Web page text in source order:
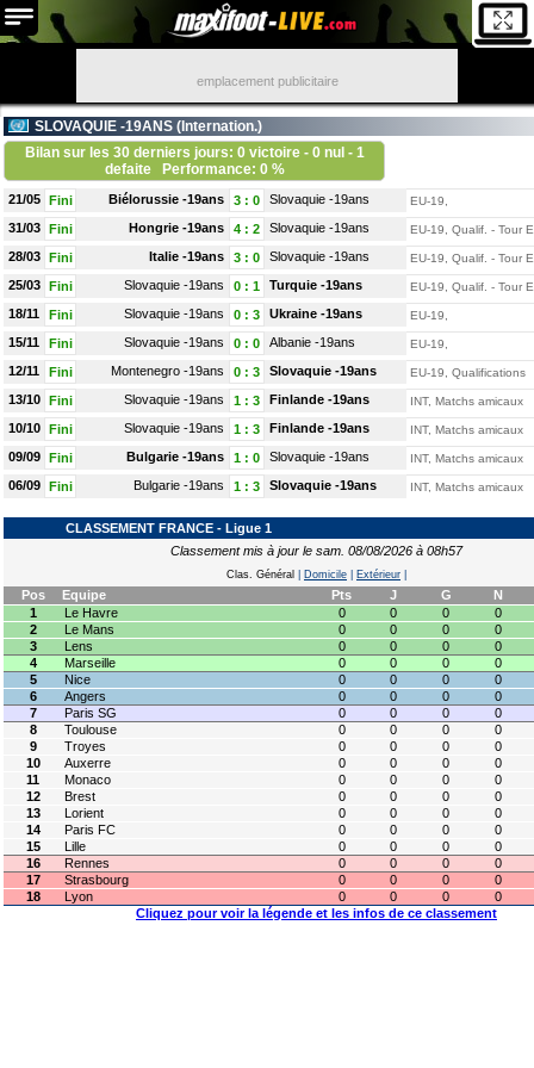
emplacement publicitaire
SLOVAQUIE -19ANS ( Internation.)
Bilan sur les 30 derniers jours: 0 victoire - 0 nul - 1
defaite
Performance: 0 %
21/05 Fini Biélorussie -19ans 3 : 0 Slovaquie -19ans EU-19,
31/03 Fini Hongrie -19ans 4 : 2 Slovaquie -19ans EU-19, Qualif. - Tour
28/03 Fini Italie -19ans 3 : 0 Slovaquie -19ans EU-19, Qualif. - Tour
25/03 Fini Slovaquie -19ans 0 : 1 Turquie -19ans EU-19, Qualif. - Tour
18/11 Fini Slovaquie -19ans 0 : 3 Ukraine -19ans EU-19,
15/11 Fini Slovaquie -19ans 0 : 0 Albanie -19ans EU-19,
12/11 Fini Montenegro -19ans 0 : 3 Slovaquie -19ans EU-19, Qualifications
13/10 Fini Slovaquie -19ans 1 : 3 Finlande -19ans INT, Matchs amicaux
10/10 Fini Slovaquie -19ans 1 : 3 Finlande -19ans INT, Matchs amicaux
09/09 Fini Bulgarie -19ans 1 : 0 Slovaquie -19ans INT, Matchs amicaux
06/09 Fini Bulgarie -19ans 1 : 3 Slovaquie -19ans INT, Matchs amicaux
CLASSEMENT FRANCE - Ligue 1
Classement mis à jour le sam. 08/08/2026 à 08h57
Clas. Général Domicile Extérieur
Pos Equipe Pts J G
N
1
Le Havre 0 0 0
0
2
Le Mans 0 0 0
0
3
Lens 0 0 0
0
4
Marseille 0 0 0
0
5
Nice 0 0 0
0
6
Angers 0 0 0
0
7
Paris SG 0 0 0
0
8
Toulouse 0 0 0
0
9
Troyes 0 0 0
0
10
Auxerre 0 0 0
0
11
Monaco 0 0 0
0
12
Brest 0 0 0
0
13
Lorient 0 0 0
0
14
Paris FC 0 0 0
0
15
Lille 0 0 0
0
16
Rennes 0 0 0
0
17
Strasbourg 0 0 0
0
18
Lyon 0 0 0
0
Cliquez pour voir la légende et les infos de ce classement